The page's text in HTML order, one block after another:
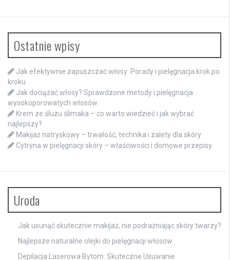
Ostatnie wpisy
Jak efektywnie zapuszczać włosy: Porady i pielęgnacja krok po
kroku
Jak dociążać włosy? Sprawdzone metody i pielęgnacja
wysokoporowatych włosów
Krem ze śluzu ślimaka – co warto wiedzieć i jak wybrać
najlepszy?
Makijaż natryskowy – trwałość, technika i zalety dla skóry
Cytryna w pielęgnacji skóry – właściwości i domowe przepisy
Uroda
Jak usunąć skutecznie makijaż, nie podrażniając skóry twarzy?
Najlepsze naturalne olejki do pielęgnacji włosów
Depilacja Laserowa Bytom: Skuteczne Usuwanie